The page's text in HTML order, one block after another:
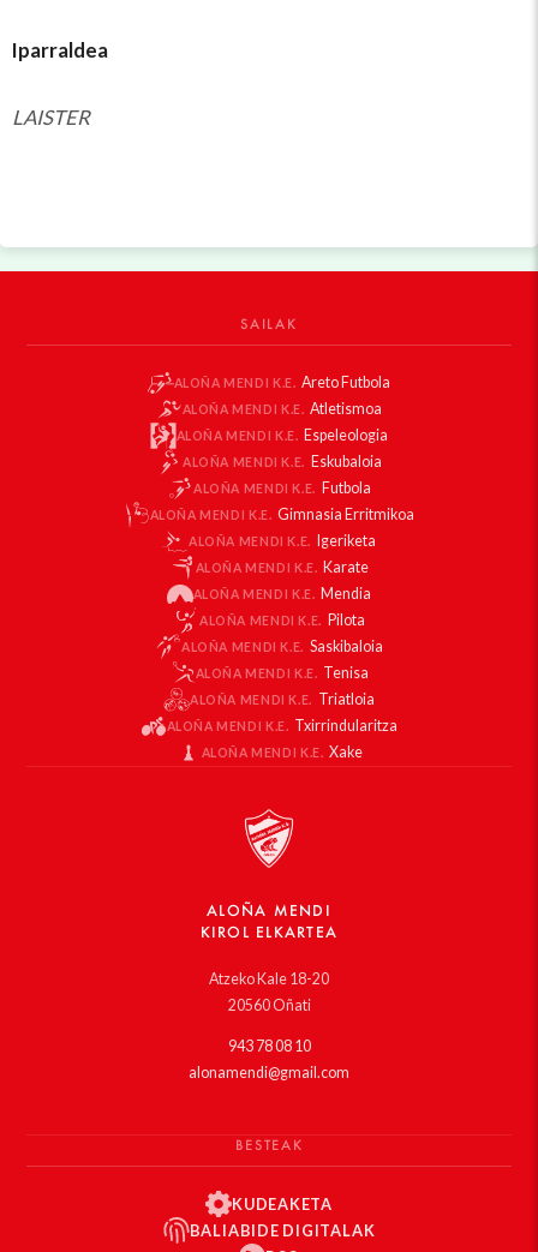
Iparraldea
LAISTER
SAILAK
ALOÑA MENDI K.E. Areto Futbola
ALOÑA MENDI K.E. Atletismoa
ALOÑA MENDI K.E. Espeleologia
ALOÑA MENDI K.E. Eskubaloia
ALOÑA MENDI K.E. Futbola
ALOÑA MENDI K.E. Gimnasia Erritmikoa
ALOÑA MENDI K.E. Igeriketa
ALOÑA MENDI K.E. Karate
ALOÑA MENDI K.E. Mendia
ALOÑA MENDI K.E. Pilota
ALOÑA MENDI K.E. Saskibaloia
ALOÑA MENDI K.E. Tenisa
ALOÑA MENDI K.E. Triatloia
ALOÑA MENDI K.E. Txirrindularitza
ALOÑA MENDI K.E. Xake
ALOÑA MENDI
KIROL ELKARTEA
Atzeko Kale 18-20
20560 Oñati
943 78 08 10
alonamendi@gmail.com
BESTEAK
KUDEAKETA
BALIABIDE DIGITALAK